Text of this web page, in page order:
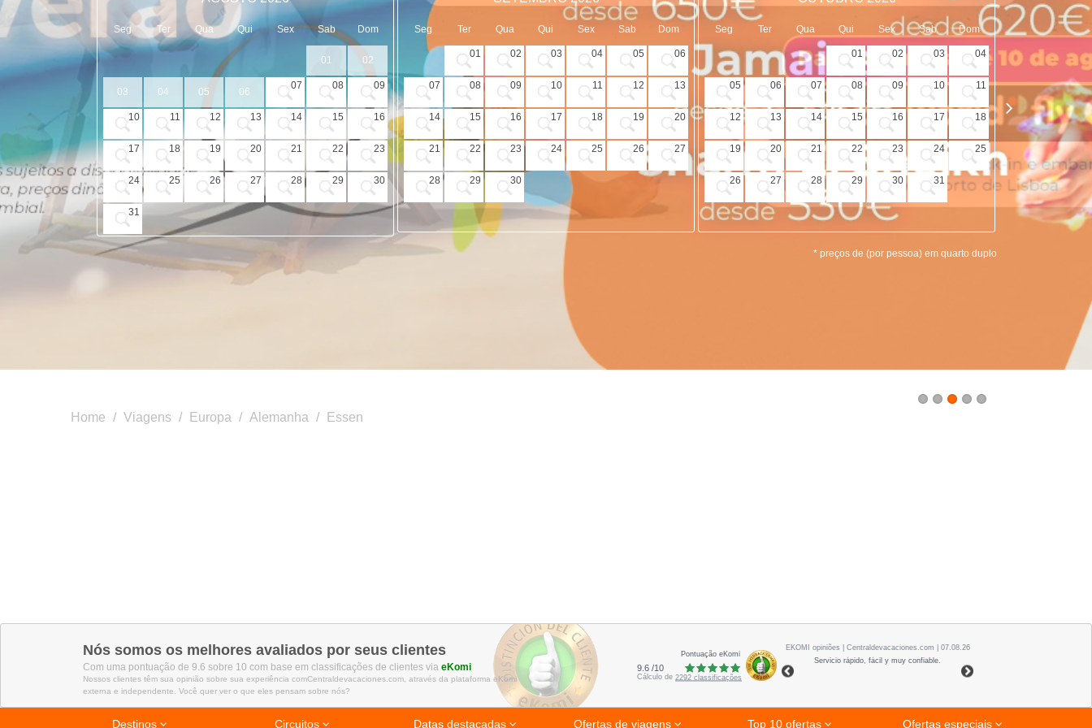
1 2 3 4 5
Seg Ter Qua Qui Sex Sab Dom
01 02
03 04 05 06
07 08 09
10 11 12 13 14 15 16
17 18 19 20 21 22 23
24 25 26 27 28 29 30
31
Seg Ter Qua Qui Sex Sab Dom
01 02 03 04 05 06
07 08 09 10 11 12 13
14 15 16 17 18 19 20
21 22 23 24 25 26 27
28 29 30
Seg Ter Qua Qui Sex Sab Dom
01 02 03 04
05 06 07 08 09 10 11
12 13 14 15 16 17 18
19 20 21 22 23 24 25
26 27 28 29 30 31
Seg Ter
02 03
09 10
16 17
23 24
30
* preços de (por pessoa) em quarto duplo
Home / Viagens / Europa / Alemanha / Essen
Nós somos os melhores avaliados por seus clientes
Com uma pontuação de 9.6 sobre 10 com base em classificações de clientes via eKomi
Nossos clientes têm sua opinião sobre sua experiência comCentraldevacaciones.com, através da plataforma eKomi
externa e independente. Você quer ver o que eles pensam sobre nós?
Pontuação eKomi
9.6/10
Cálculo de2292classificações
EKOMI opiniões
| Centraldevacaciones.com | 07.08.26
Servicio rápido, fácil y muy confiable.
Destinos Circuitos Datas destacadas Ofertas de viagens Top 10 ofertas Ofertas especiais